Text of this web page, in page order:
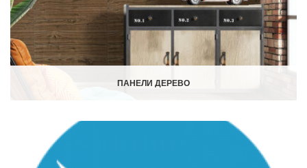
ПАНЕЛИ ДЕРЕВО